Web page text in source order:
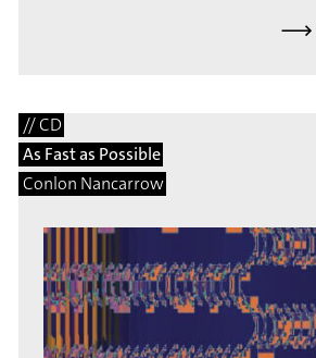
⟶
// CD
As Fast as Possible
Conlon Nancarrow